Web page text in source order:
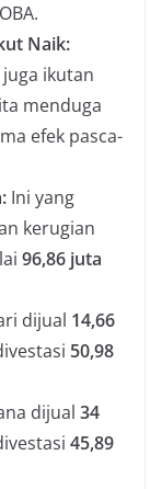
Naik:
ikutan
menduga
efek pasca-
Ini yang
kerugian
96,86 juta
dijual 14,66
50,98
dijual 34
45,89